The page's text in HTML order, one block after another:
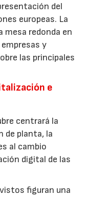
del
europeas. La
mesa redonda en
y
las principales
e
centrará la
de planta, la
al cambio
digital de las
figuran una